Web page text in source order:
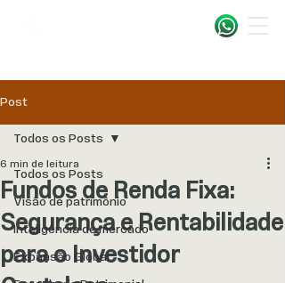
Post
Todos os Posts
Visão de patrimônio
Inteligência de mercado
Expansão Global
Todos os Posts
Fundos de Renda Fixa:
Segurança e Rentabilidade
para o Investidor
6 min de leitura